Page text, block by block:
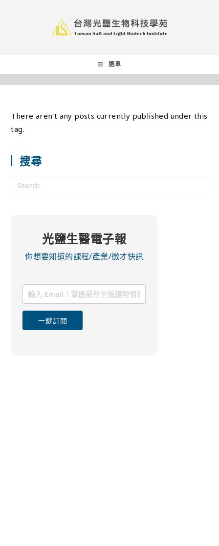
選單
There aren't any posts currently published under this
tag.
搜尋
光鹽生醫電子報
你想要知道的課程/產業/徵才快訊
一鍵訂閱